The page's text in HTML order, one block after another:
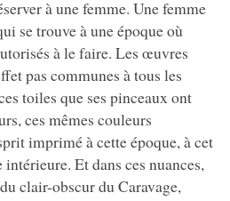
à une femme. Une femme
se trouve à une époque où
à le faire. Les œuvres
pas communes à tous les
toiles que ses pinceaux ont
ces mêmes couleurs
imprimé à cette époque, à cet
Et dans ces nuances,
clair-obscur du Caravage,